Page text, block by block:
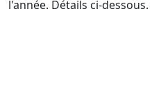
l'année. Détails ci-dessous.